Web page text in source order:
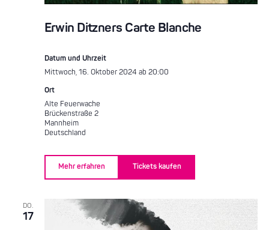
Erwin Ditzners Carte Blanche
Datum und Uhrzeit
Mittwoch, 16. Oktober 2024 ab 20:00
Ort
Alte Feuerwache
Brückenstraße 2
Mannheim
Deutschland
Mehr erfahren Tickets kaufen
DO.
17